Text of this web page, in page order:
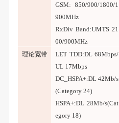
GSM: 850/900/1800/1
900MHz
RxDiv Band:UMTS 21
00/900MHz
理论宽带
LET TDD:DL 68Mbps/
UL 17Mbps
DC_HSPA+:DL 42Mb/s
(Category 24)
HSPA+:DL 28Mb/s(Cat
egory 18)